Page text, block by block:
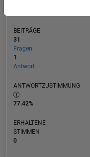
BEITRÄGE
31
Fragen
1
Antwort
ANTWORTZUSTIMMUNG
77.42%
ERHALTENE
STIMMEN
0